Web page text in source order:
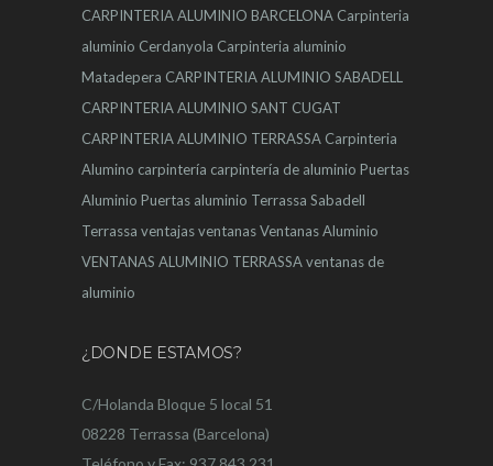
CARPINTERIA ALUMINIO BARCELONA Carpinteria
aluminio Cerdanyola Carpinteria aluminio
Matadepera CARPINTERIA ALUMINIO SABADELL
CARPINTERIA ALUMINIO SANT CUGAT
CARPINTERIA ALUMINIO TERRASSA Carpinteria
Alumino carpintería carpintería de aluminio Puertas
Aluminio Puertas aluminio Terrassa Sabadell
Terrassa ventajasventanasVentanas Aluminio
VENTANAS ALUMINIO TERRASSAventanas de
aluminio
¿DONDE ESTAMOS?
C/Holanda Bloque 5 local 51
08228 Terrassa (Barcelona)